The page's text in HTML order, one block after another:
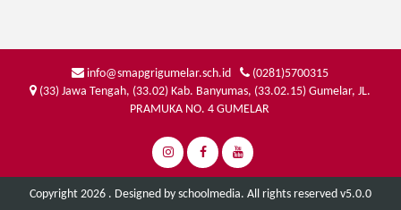
info@smapgrigumelar.sch.id
(0281)5700315
(33) Jawa Tengah, (33.02) Kab. Banyumas, (33.02.15) Gumelar, JL.